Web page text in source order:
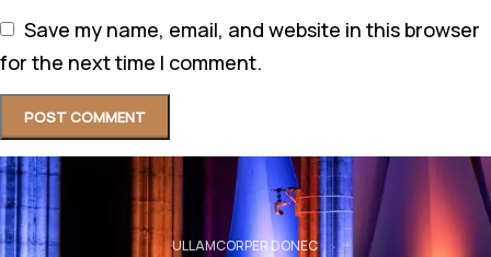
Save my name, email, and website in this browser
for the next time I comment.
ULLAMCORPER DONEC